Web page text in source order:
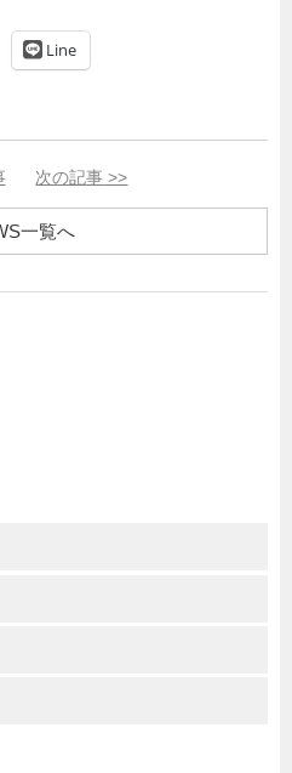
Line
次の記事 >>
一覧へ